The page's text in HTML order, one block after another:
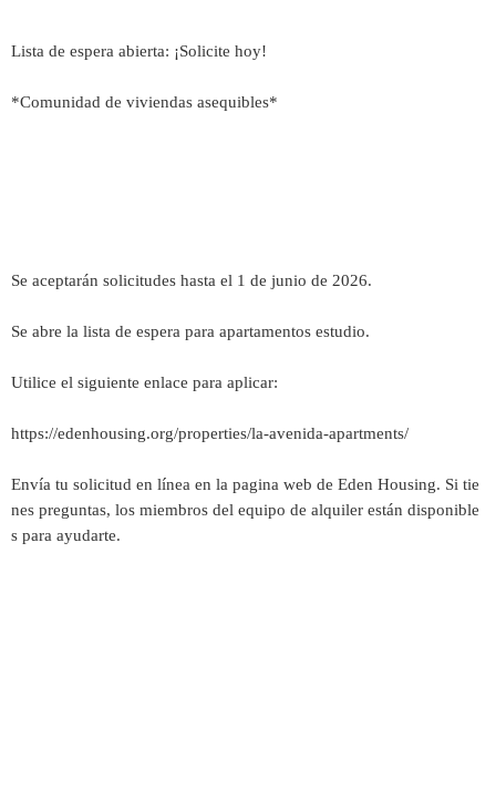
Lista de espera abierta: ¡Solicite hoy!
*Comunidad de viviendas asequibles*
Se aceptarán solicitudes hasta el 1 de junio de 2026.
Se abre la lista de espera para apartamentos estudio.
Utilice el siguiente enlace para aplicar:
https://edenhousing.org/properties/la-avenida-apartments/
Envía tu solicitud en línea en la pagina web de Eden Housing. Si tie
nes preguntas, los miembros del equipo de alquiler están disponible
s para ayudarte.